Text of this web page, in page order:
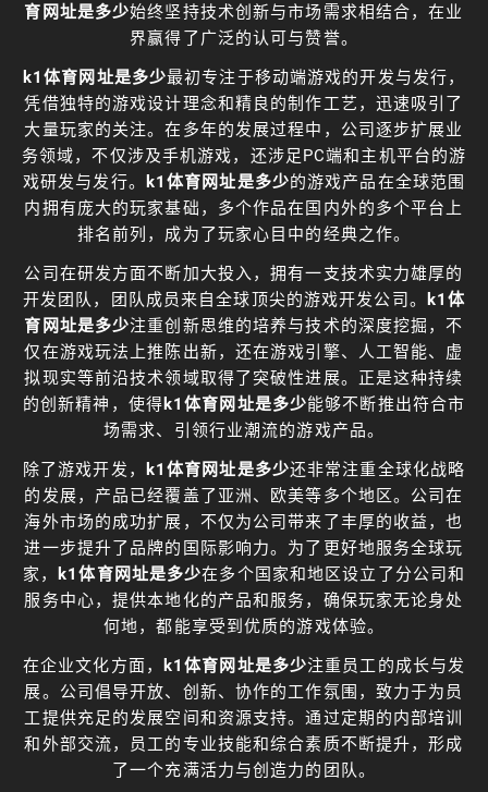
育网址是多少始终坚持技术创新与市场需求相结合，在业
界赢得了广泛的认可与赞誉。
k1体育网址是多少最初专注于移动端游戏的开发与发行，
凭借独特的游戏设计理念和精良的制作工艺，迅速吸引了
大量玩家的关注。在多年的发展过程中，公司逐步扩展业
务领域，不仅涉及手机游戏，还涉足PC端和主机平台的游
戏研发与发行。
k1体育网址是多少的游戏产品在全球范围
内拥有庞大的玩家基础，多个作品在国内外的多个平台上
排名前列，成为了玩家心目中的经典之作。
公司在研发方面不断加大投入，拥有一支技术实力雄厚的
开发团队，团队成员来自全球顶尖的游戏开发公司。
k1体
育网址是多少注重创新思维的培养与技术的深度挖掘，不
仅在游戏玩法上推陈出新，还在游戏引擎、人工智能、虚
拟现实等前沿技术领域取得了突破性进展。正是这种持续
的创新精神，使得 k1体育网址是多少能够不断推出符合市
场需求、引领行业潮流的游戏产品。
除了游戏开发，
k1体育网址是多少还非常注重全球化战略
的发展，产品已经覆盖了亚洲、欧美等多个地区。公司在
海外市场的成功扩展，不仅为公司带来了丰厚的收益，也
进一步提升了品牌的国际影响力。为了更好地服务全球玩
家，
k1体育网址是多少在多个国家和地区设立了分公司和
服务中心，提供本地化的产品和服务，确保玩家无论身处
何地，都能享受到优质的游戏体验。
在企业文化方面，
k1体育网址是多少注重员工的成长与发
展。公司倡导开放、创新、协作的工作氛围，致力于为员
工提供充足的发展空间和资源支持。通过定期的内部培训
和外部交流，员工的专业技能和综合素质不断提升，形成
了一个充满活力与创造力的团队。